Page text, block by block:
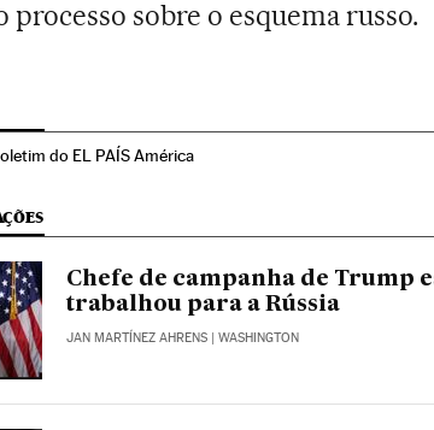
processo sobre o esquema russo.
do EL PAÍS América
Chefe de campanha de Trump
trabalhou para a Rússia
JAN MARTÍNEZ AHRENS | WASHINGTON